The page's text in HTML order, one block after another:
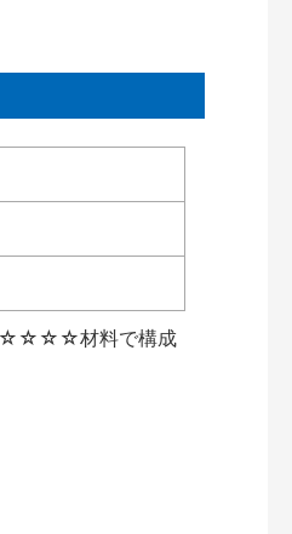
F☆☆☆☆材料で構成